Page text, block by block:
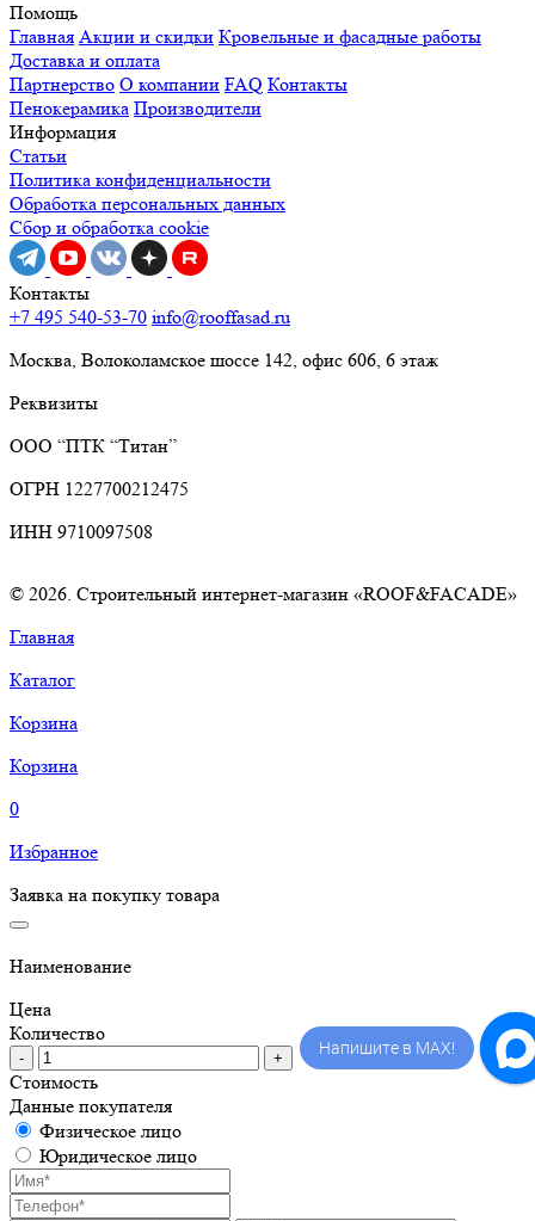
Помощь
Главная Акции и скидки Кровельные и фасадные работы
Доставка и оплата
Партнерство О компании FAQ Контакты
Пенокерамика Производители
Информация
Статьи
Политика конфиденциальности
Обработка персональных данных
Сбор и обработка cookie
Контакты
+7 495 540-53-70 info@rooffasad.ru
Москва, Волоколамское шоссе 142, офис 606, 6 этаж
Реквизиты
ООО “ПТК “Титан”
ОГРН 1227700212475
ИНН 9710097508
© 2026. Строительный интернет-магазин «ROOF&FACADE»
Главная
Каталог
Корзина
Корзина
0
Избранное
Заявка на покупку товара
Наименование
Цена
Количество
- +
Стоимость
Данные покупателя
Физическое лицо
Юридическое лицо
Напишите в MAX!